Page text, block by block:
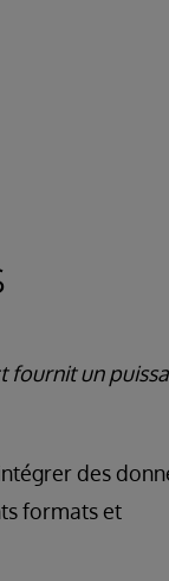
fournit un
des
formats et